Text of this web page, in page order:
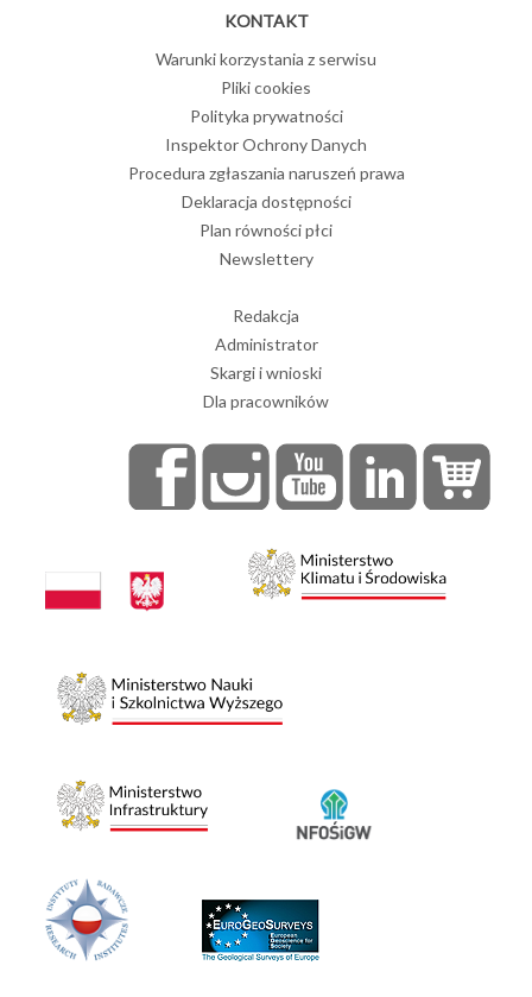
KONTAKT
Warunki korzystania z serwisu
Pliki cookies
Polityka prywatności
Inspektor Ochrony Danych
Procedura zgłaszania naruszeń prawa
Deklaracja dostępności
Plan równości płci
Newslettery
Redakcja
Administrator
Skargi i wnioski
Dla pracowników